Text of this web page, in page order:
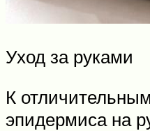
Уход за руками
К
эпидермиса на